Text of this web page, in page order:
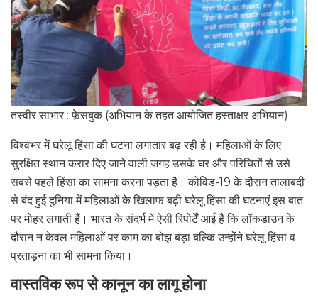
तस्वीर साभार : फ़ेसबुक (अभियान के तहत आयोजित हस्ताक्षर अभियान)
विश्वभर में घरेलू हिंसा की घटना लगातार बढ़ रही है। महिलाओं के लिए
सुरक्षित स्थान करार दिए जाने वाली जगह उसके घर और परिचितों से उसे
सबसे पहले हिंसा का सामना करना पड़ता है। कोविड-19 के दौरान तालाबंदी
से बंद हुई दुनिया में महिलाओं के खिलाफ बढ़ी घरेलू हिंसा की घटनाएं इस बात
पर मोहर लगाती हैं। भारत के संदर्भ में ऐसी रिपोर्टें आई हैं कि लॉकडाउन के
दौरान न केवल महिलाओं पर काम का बोझ बड़ा बल्कि उन्होंने घरेलू हिंसा व
प्रताड़ना का भी सामना किया।
वास्तविक रूप से कानून का लागू होना